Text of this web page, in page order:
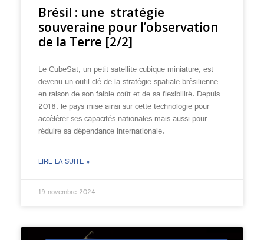
Brésil : une stratégie
souveraine pour l’observation
de la Terre [2/2]
Le CubeSat, un petit satellite cubique miniature, est
devenu un outil clé de la stratégie spatiale brésilienne
en raison de son faible coût et de sa flexibilité. Depuis
2018, le pays mise ainsi sur cette technologie pour
accélérer ses capacités nationales mais aussi pour
réduire sa dépendance internationale.
LIRE LA SUITE »
19 novembre 2024